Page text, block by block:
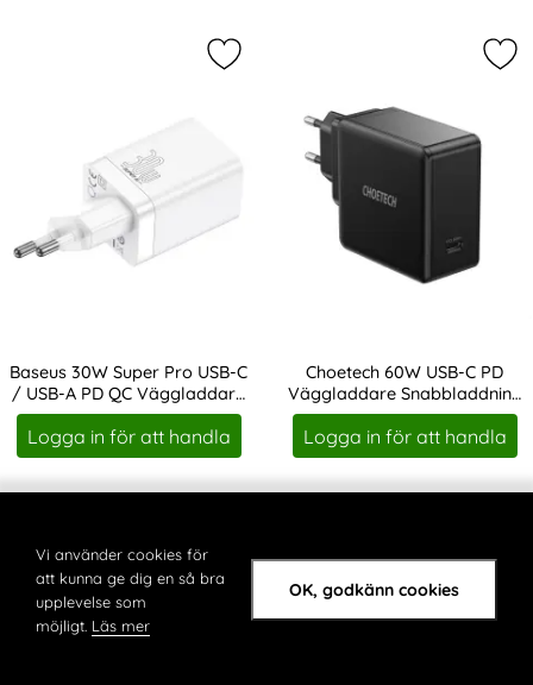
Vi använder cookies för
att kunna ge dig en så bra
upplevelse som
möjligt. Läs mer
OK, godkänn cookies
Baseus 30W Super Pro USB-C
/ USB-A PD QC Väggladdare
Vit
Art. nr 202288
Logga in för att handla
Markera baseus 30W Super Pro
Choetech 60W USB-C PD
Väggladdare Snabbladdning
Svart
Art. nr 202304
Logga in för att handla